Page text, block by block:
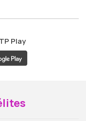
Play